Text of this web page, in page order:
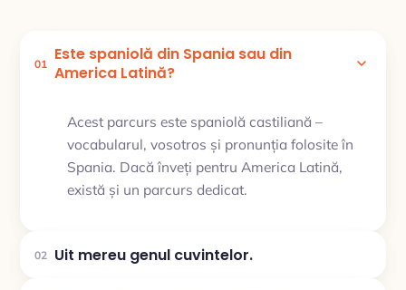
01 Este spaniolă din Spania sau din
America Latină?
Acest parcurs este spaniolă castiliană –
vocabularul, vosotros și pronunția folosite în
Spania. Dacă înveți pentru America Latină,
există și un parcurs dedicat.
02 Uit mereu genul cuvintelor.